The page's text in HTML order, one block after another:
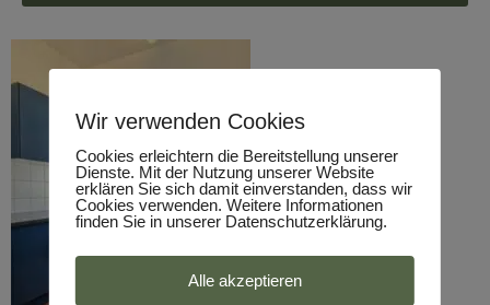
Wir verwenden Cookies
Cookies erleichtern die Bereitstellung unserer
Dienste. Mit der Nutzung unserer Website
erklären Sie sich damit einverstanden, dass wir
Cookies verwenden. Weitere Informationen
finden Sie in unserer Datenschutzerklärung.
Alle akzeptieren